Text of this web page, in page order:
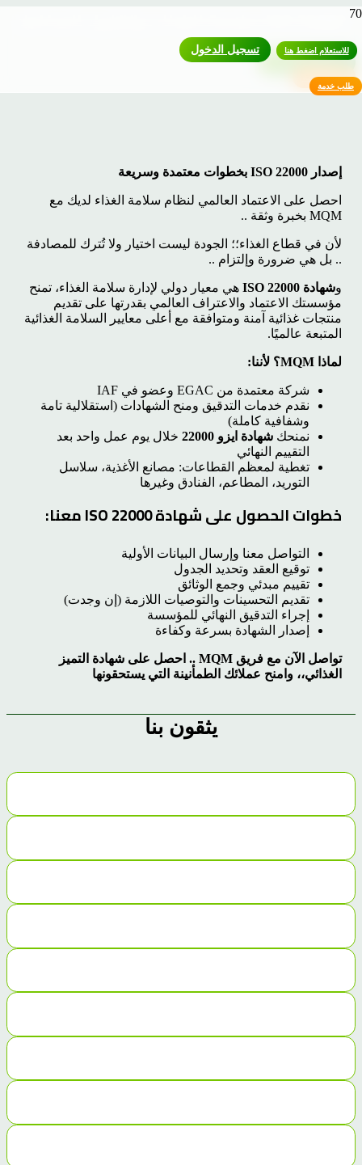
للاستعلام اضغط هنا تسجيل الدخول
طلب خدمة
للاستعلام اضغط هنا
طلب خدمة
إصدار ISO 22000 بخطوات معتمدة وسريعة
احصل على الاعتماد العالمي لنظام سلامة الغذاء لديك مع
MQM بخبرة وثقة ..
لأن في قطاع الغذاء؛؛ الجودة ليست اختيار ولا تُترك للمصادفة
.. بل هي ضرورة وإلتزام ..
وشهادة ISO 22000
هي معيار دولي لإدارة سلامة الغذاء، تمنح
مؤسستك الاعتماد والاعتراف العالمي بقدرتها على تقديم
منتجات غذائية آمنة ومتوافقة مع أعلى معايير السلامة الغذائية
المتبعة عالميًا.
لماذا MQM؟ لأننا:
شركة معتمدة من EGAC وعضو في IAF
نقدم خدمات التدقيق ومنح الشهادات (استقلالية تامة
وشفافية كاملة)
نمنحكشهادة ايزو 22000
خلال يوم عمل واحد بعد
التقييم النهائي
تغطية لمعظم القطاعات: مصانع الأغذية، سلاسل
التوريد، المطاعم، الفنادق وغيرها
خطوات الحصول على شهادة ISO 22000 معنا:
التواصل معنا وإرسال البيانات الأولية
توقيع العقد وتحديد الجدول
تقييم مبدئي وجمع الوثائق
تقديم التحسينات والتوصيات اللازمة (إن وجدت)
إجراء التدقيق النهائي للمؤسسة
إصدار الشهادة بسرعة وكفاءة
تواصل الآن مع فريق MQM .. احصل على شهادة التميز
الغذائي،، وامنح عملائك الطمأنينة التي يستحقونها
يثقون بنا